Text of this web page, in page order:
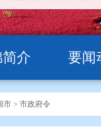
盘锦简介